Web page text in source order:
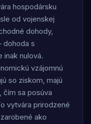
hospodársku
od vojenskej
dohody,
dohoda s
inak nulová.
vzájomnú
so ziskom, majú
čím sa posúva
vytvára prirodzené
ako